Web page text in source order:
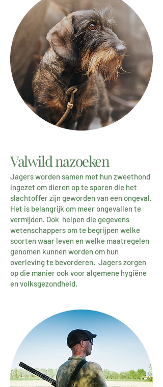
Valwild nazoeken
Jagers worden samen met hun zweethond
ingezet om dieren op te sporen die het
slachtoffer zijn geworden van een ongeval.
Het is belangrijk om meer ongevallen te
vermijden. Ook helpen die gegevens
wetenschappers om te begrijpen welke
soorten waar leven en welke maatregelen
genomen kunnen worden om hun
overleving te bevorderen. Jagers zorgen
op die manier ook voor algemene hygiëne
en volksgezondheid.